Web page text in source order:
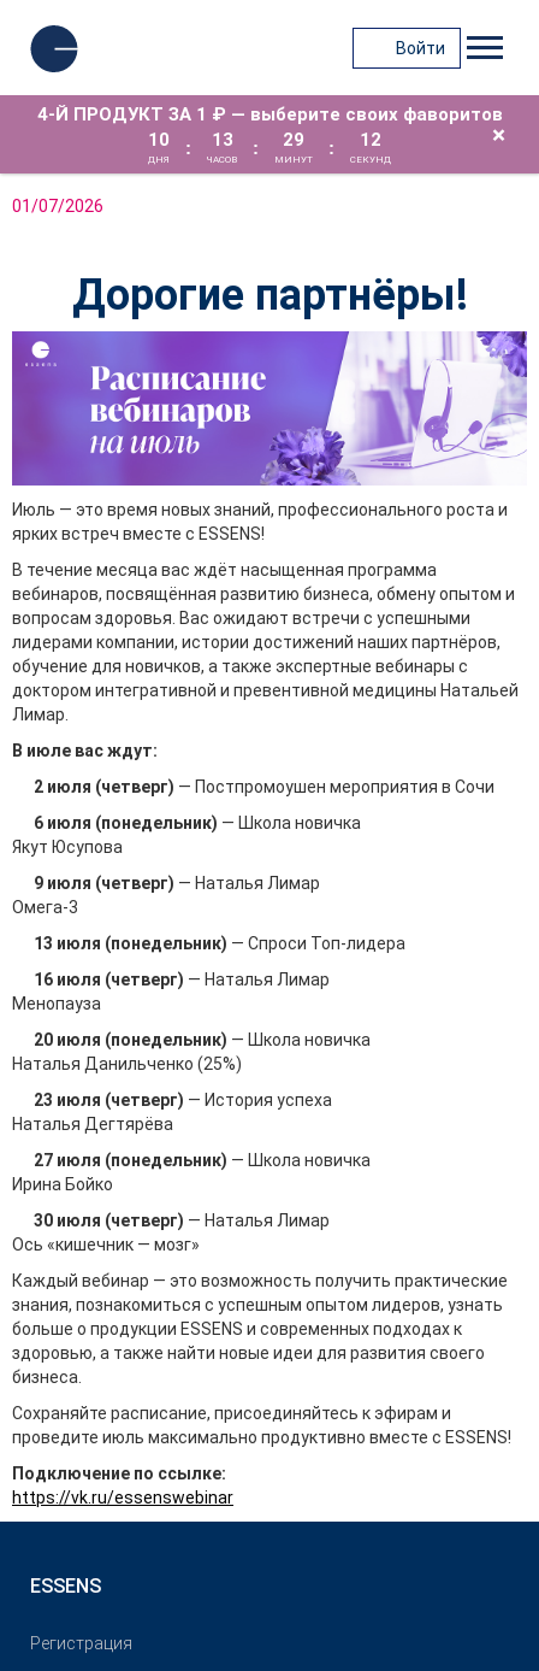
Войти
4-Й ПРОДУКТ ЗА 1 ₽ — выберите своих фаворитов
10
ДНЯ
: 13
ЧАСОВ
: 29
МИНУТ
: 12
СЕКУНД
×
01/07/2026
Дорогие партнёры!
Июль — это время новых знаний, профессионального роста и
ярких встреч вместе с ESSENS!
В течение месяца вас ждёт насыщенная программа
вебинаров, посвящённая развитию бизнеса, обмену опытом и
вопросам здоровья. Вас ожидают встречи с успешными
лидерами компании, истории достижений наших партнёров,
обучение для новичков, а также экспертные вебинары с
доктором интегративной и превентивной медицины Натальей
Лимар.
В июле вас ждут:
2 июля (четверг) — Постпромоушен мероприятия в Сочи
6 июля (понедельник) — Школа новичка
Якут Юсупова
9 июля (четверг) — Наталья Лимар
Омега-3
13 июля (понедельник) — Спроси Топ-лидера
16 июля (четверг) — Наталья Лимар
Менопауза
20 июля (понедельник) — Школа новичка
Наталья Данильченко (25%)
23 июля (четверг) — История успеха
Наталья Дегтярёва
27 июля (понедельник) — Школа новичка
Ирина Бойко
30 июля (четверг) — Наталья Лимар
Ось «кишечник — мозг»
Каждый вебинар — это возможность получить практические
знания, познакомиться с успешным опытом лидеров, узнать
больше о продукции ESSENS и современных подходах к
здоровью, а также найти новые идеи для развития своего
бизнеса.
Сохраняйте расписание, присоединяйтесь к эфирам и
проведите июль максимально продуктивно вместе с ESSENS!
Подключение по ссылке:
https://vk.ru/essenswebinar
ESSENS
Pегистрация